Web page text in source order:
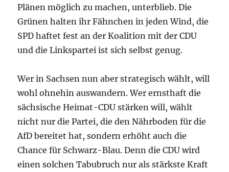
Plänen möglich zu machen, unterblieb. Die
Grünen halten ihr Fähnchen in jeden Wind, die
SPD haftet fest an der Koalition mit der CDU
und die Linkspartei ist sich selbst genug.
Wer in Sachsen nun aber strategisch wählt, will
wohl ohnehin auswandern. Wer ernsthaft die
sächsische Heimat-CDU stärken will, wählt
nicht nur die Partei, die den Nährboden für die
AfD bereitet hat, sondern erhöht auch die
Chance für Schwarz-Blau. Denn die CDU wird
einen solchen Tabubruch nur als stärkste Kraft